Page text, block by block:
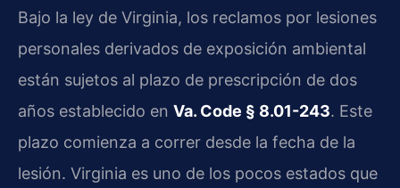
Bajo la ley de Virginia, los reclamos por lesiones
personales derivados de exposición ambiental
están sujetos al plazo de prescripción de dos
años establecido en Va. Code § 8.01-243. Este
plazo comienza a correr desde la fecha de la
lesión. Virginia es uno de los pocos estados que